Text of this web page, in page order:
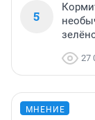
5
27
МНЕНИЕ